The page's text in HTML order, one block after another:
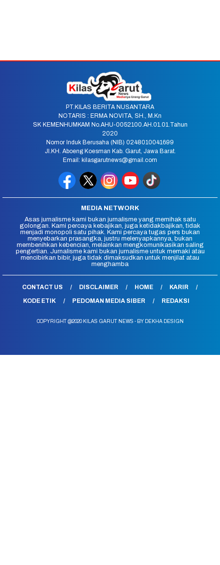
PT.KILAS BERITA NUSANTARA
NOTARIS : ERMA NOVITA, SH., M.Kn
SK KEMENHUMKAM No.AHU-0052100.AH.01.01.Tahun
2020
Nomor Induk Berusaha (NIB) 0248010041699
Jl.KH. Aboeng Koesman Kab. Garut, Jawa Barat.
Email: kilasgarutnews@gmail.com
MEDIA NETWORK
Asas jurnalisme kami bukan jurnalisme yang memihak satu
golongan. Kami percaya kebajikan, juga ketidakbajikan, tidak
menjadi monopoli satu pihak. Kami percaya tugas pers bukan
menyebarkan prasangka, justru melenyapkannya, bukan
membenihkan kebencian, melainkan mengkomunikasikan saling
pengertian. Jurnalisme kami bukan jurnalisme untuk memaki atau
mencibirkan bibir, juga tidak dimaksudkan untuk menjilat atau
menghamba
CONTACT US DISCLAIMER HOME
KARIR
KODE ETIK
PEDOMAN MEDIA SIBER REDAKSI
COPYRIGHT @2020 KILAS GARUT NEWS - BY DEKHA DESIGN